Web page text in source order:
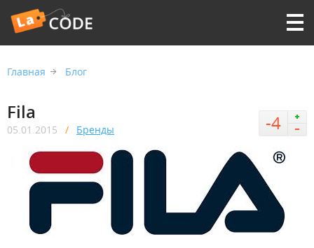
Главная Блог
Fila
05.01.2015 Бренды -4